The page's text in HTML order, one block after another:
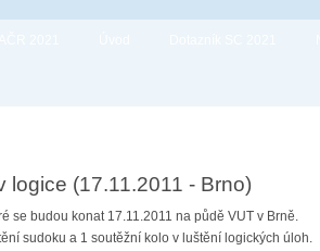
(17.11.2011 - Brno)
se budou konat 17.11.2011 na půdě VUT v Brně.
sudoku a 1 soutěžní kolo v luštění logických úloh.